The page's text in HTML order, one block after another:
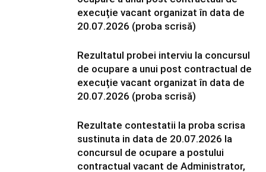
execuție vacant organizat în data de
20.07.2026 (proba scrisă)
Rezultatul probei interviu la concursul
de ocupare a unui post contractual de
execuție vacant organizat în data de
20.07.2026 (proba scrisă)
Rezultate contestatii la proba scrisa
sustinuta in data de 20.07.2026 la
concursul de ocupare a postului
contractual vacant de Administrator,